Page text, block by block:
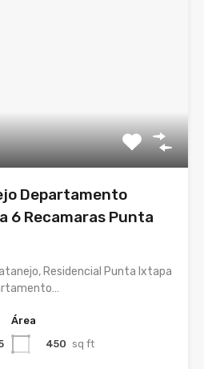
Departamento
6 Recamaras Punta
Residencial Punta Ixtapa
Área
450 sq ft